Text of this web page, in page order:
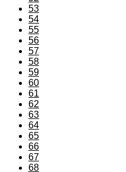
53
54
55
56
57
58
59
60
61
62
63
64
65
66
67
68